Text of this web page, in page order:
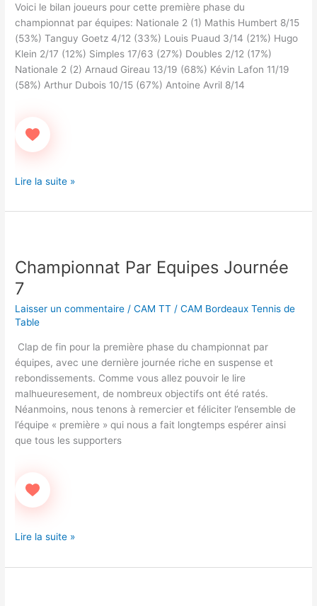
Voici le bilan joueurs pour cette première phase du
championnat par équipes: Nationale 2 (1) Mathis Humbert 8/15
(53%) Tanguy Goetz 4/12 (33%) Louis Puaud 3/14 (21%) Hugo
Klein 2/17 (12%) Simples 17/63 (27%) Doubles 2/12 (17%)
Nationale 2 (2) Arnaud Gireau 13/19 (68%) Kévin Lafon 11/19
(58%) Arthur Dubois 10/15 (67%) Antoine Avril 8/14
Lire la suite »
Championnat Par Equipes Journée
7
Laisser un commentaire /CAM TT /CAM Bordeaux Tennis de
Table
Clap de fin pour la première phase du championnat par
équipes, avec une dernière journée riche en suspense et
rebondissements. Comme vous allez pouvoir le lire
malhueuresement, de nombreux objectifs ont été ratés.
Néanmoins, nous tenons à remercier et féliciter l’ensemble de
l’équipe « première » qui nous a fait longtemps espérer ainsi
que tous les supporters
Equipes
Journée
7
Lire la suite »